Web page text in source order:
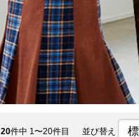
20件中 1〜20件目 並び替え